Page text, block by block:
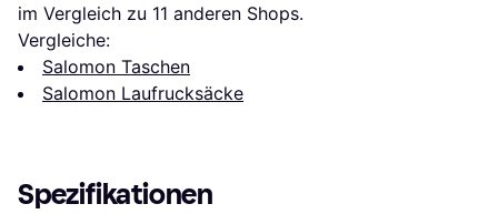
im Vergleich zu 11 anderen Shops.
Vergleiche:
Salomon Taschen
Salomon Laufrucksäcke
Spezifikationen